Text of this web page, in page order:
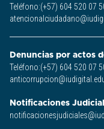
Teléfono:(+57) 604 520 07
Denuncias por actos
Teléfono:(+57) 604 520 07
Notificaciones